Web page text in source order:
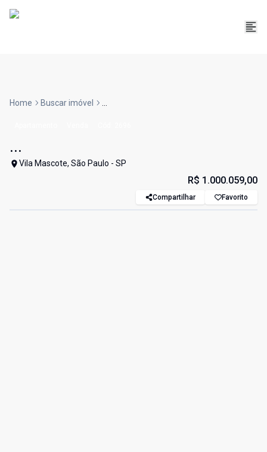
Home Buscar imóvel ...
...
Vila Mascote, São Paulo - SP
R$ 1.000.059,00
Compartilhar Favorito